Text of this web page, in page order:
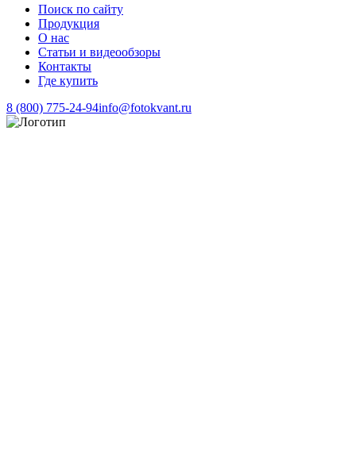
Поиск по сайту
Продукция
О нас
Статьи и видеообзоры
Контакты
Где купить
8 (800) 775-24-94info@fotokvant.ru